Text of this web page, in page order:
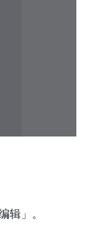
辑」。